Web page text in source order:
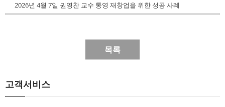
2026년 4월 7일 권영찬 교수 통영 재창업을 위한 성공 사례
목록
고객서비스